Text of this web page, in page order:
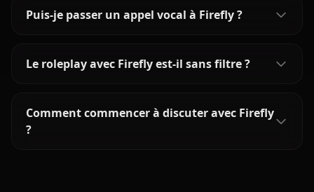
Puis-je passer un appel vocal à Firefly ?
Le roleplay avec Firefly est-il sans filtre ?
Comment commencer à discuter avec Firefly
?